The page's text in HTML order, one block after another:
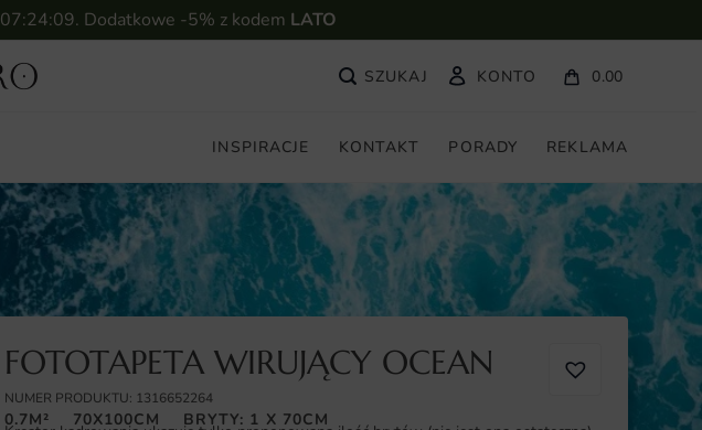
07:24:08. Dodatkowe -5% z kodem LATO
KONTO 0.00
INSPIRACJE KONTAKT PORADY REKLAMA
FOTOTAPETA WIRUJĄCY OCEAN
NUMER PRODUKTU: 1316652264
0.7M² 70X100CM BRYTY: 1 X 70CM